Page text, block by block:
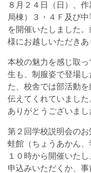
８月２４日（日）、
局棟）３・４Ｆ及び
を開催いたしました
様にお越しいただきあ
本校の魅力を感じ取
生も、制服姿で登場
た、校舎では部活動
伝えてくれていまし
ありがとうございまし
第２回学校説明会の
蛙館（ちょうあかん
１０時から開催いた
申込みいただくか、